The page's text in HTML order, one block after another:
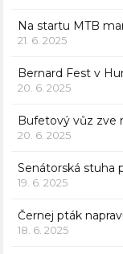
Na startu MTB
21. 6. 2025
Bernard Fest v
20. 6. 2025
Bufetový vůz zve
20. 6. 2025
Senátorská stuha
19. 6. 2025
Černej pták
18. 6. 2025